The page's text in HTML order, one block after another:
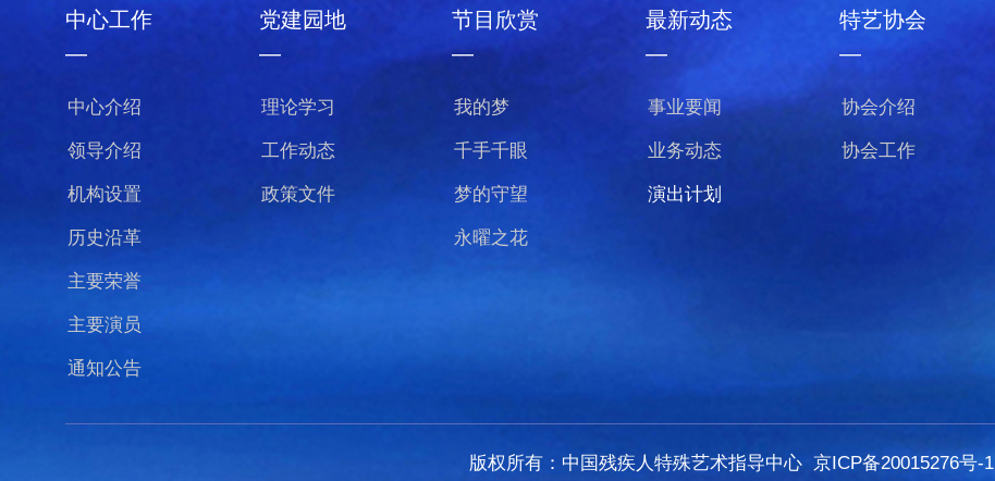
中心工作
—
中心介绍
领导介绍
机构设置
历史沿革
主要荣誉
主要演员
通知公告
党建园地
—
理论学习
工作动态
政策文件
节目欣赏
—
我的梦
千手千眼
梦的守望
永曜之花
最新动态
—
事业要闻
业务动态
演出计划
特艺协会
—
协会介绍
协会工作
版权所有：中国残疾人特殊艺术指导中心 京ICP备20015276号-1